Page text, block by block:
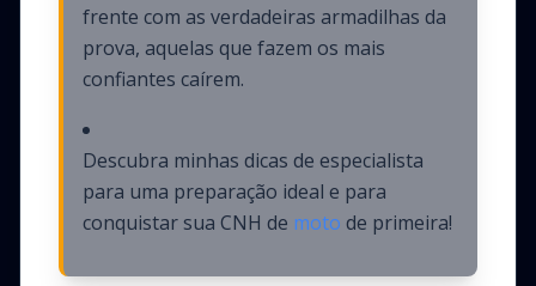
frente com as verdadeiras armadilhas da
prova, aquelas que fazem os mais
confiantes caírem.
Descubra minhas dicas de especialista
para uma preparação ideal e para
conquistar sua CNH de moto de primeira!